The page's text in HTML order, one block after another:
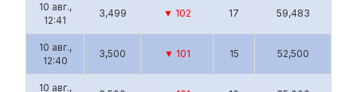
10 авг.,
12:41
3,499 ▼ 102 17 59,483
10 авг.,
12:40
3,500 ▼ 101 15 52,500
10 авг.,